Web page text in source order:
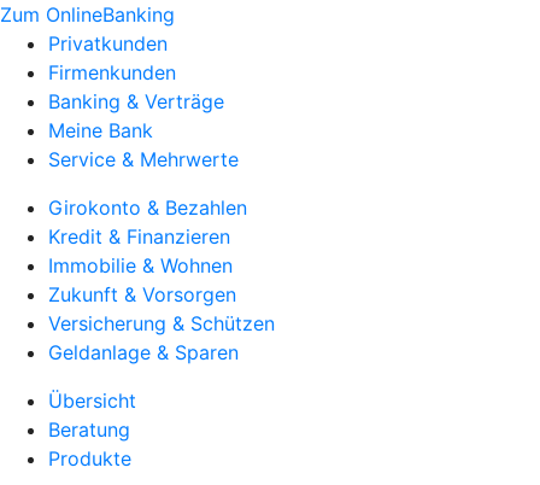
Zum OnlineBanking
Privatkunden
Firmenkunden
Banking & Verträge
Meine Bank
Service & Mehrwerte
Girokonto & Bezahlen
Kredit & Finanzieren
Immobilie & Wohnen
Zukunft & Vorsorgen
Versicherung & Schützen
Geldanlage & Sparen
Übersicht
Beratung
Produkte